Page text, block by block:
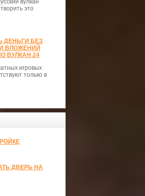
вулкан
это
ДЕНЬГИ БЕЗ
ВЛОЖЕНИЙ
ВУЛКАН 24
игровых
только в
ДВЕРЬ НА